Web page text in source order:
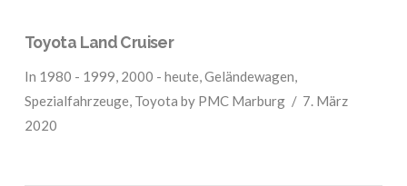
Toyota Land Cruiser
In 1980 - 1999, 2000 - heute,Geländewagen,
Spezialfahrzeuge, Toyota by PMC Marburg
7. März
2020